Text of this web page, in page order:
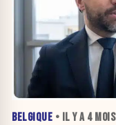
BELGIQUE • IL Y A 4 MOIS